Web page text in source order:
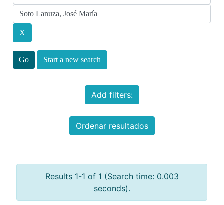
Start a new search
Add filters:
Ordenar resultados
Results 1-1 of 1 (Search time: 0.003
seconds).